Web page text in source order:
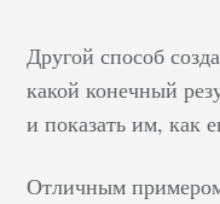
Другой способ
какой конечный
и показать им, как
Отличным